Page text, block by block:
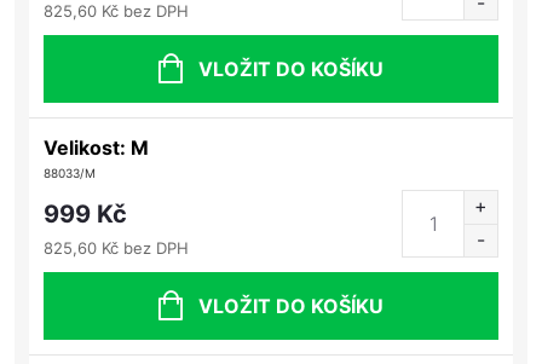
825,60 Kč bez DPH
VLOŽIT DO KOŠÍKU
Velikost: M
88033/M
999 Kč
825,60 Kč bez DPH
VLOŽIT DO KOŠÍKU